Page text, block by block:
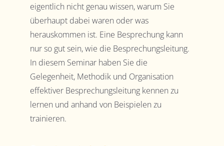
eigentlich nicht genau wissen, warum Sie
überhaupt dabei waren oder was
herauskommen ist. Eine Besprechung kann
nur so gut sein, wie die Besprechungsleitung.
In diesem Seminar haben Sie die
Gelegenheit, Methodik und Organisation
effektiver Besprechungsleitung kennen zu
lernen und anhand von Beispielen zu
trainieren.